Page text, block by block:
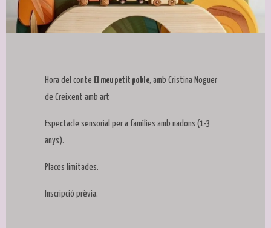
Hora del conte El meu petit poble, amb Cristina Noguer
de Creixent amb art
Espectacle sensorial per a famílies amb nadons (1-3
anys).
Places limitades.
Inscripció prèvia.